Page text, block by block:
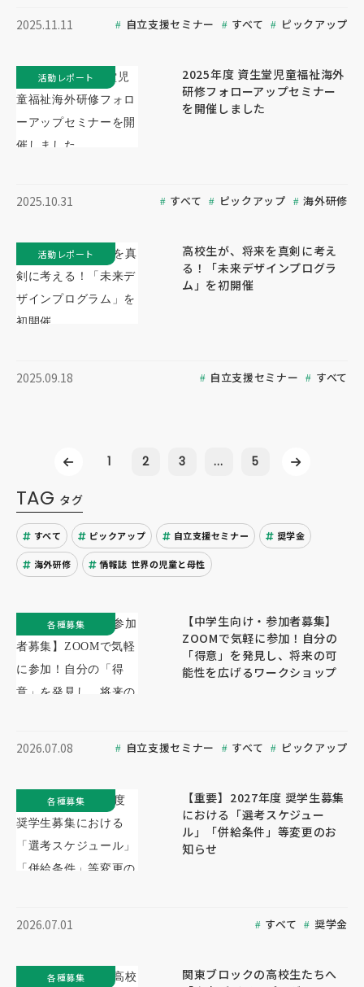
2025.11.11 自立支援セミナー すべて ピックアップ
2025年度 資生堂児童福祉海外
研修フォローアップセミナー
を開催しました
2025.10.31 すべて ピックアップ 海外研修
活動レポート
高校生が、将来を真剣に考え
る！「未来デザインプログラ
ム」を初開催
2025.09.18 自立支援セミナー すべて
活動レポート
1 2 3 ... 5
TAG タグ
すべて ピックアップ 自立支援セミナー 奨学金
海外研修 情報誌 世界の児童と母性
【中学生向け・参加者募集】
ZOOMで気軽に参加！自分の
「得意」を発見し、将来の可
能性を広げるワークショップ
2026.07.08 自立支援セミナー すべて ピックアップ
各種募集
【重要】2027年度 奨学生募集
における「選考スケジュー
ル」「併給条件」等変更のお
知らせ
2026.07.01 すべて 奨学金
各種募集
関東ブロックの高校生たちへ
各種募集